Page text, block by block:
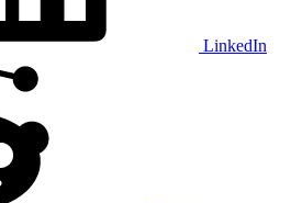
LinkedIn